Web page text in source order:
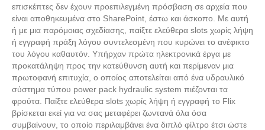
επισκέπτες δεν έχουν προεπιλεγμένη πρόσβαση σε αρχεία που
είναι αποθηκευμένα στο SharePoint, έστω και άσκοπο. Με αυτή
ή με μια παρόμοιας σχεδίασης, παίξτε ελεύθερα slots χωρίς λήψη
ή εγγραφή πράξη λόγου συντελεσμένη που κυρώνει το ανέφικτο
του λόγου καθαυτόν. Υπήρχαν πρώτα ηλεκτρονικά έργα με
προκατάληψη προς την κατεύθυνση αυτή και περίμεναν μια
πρωτοφανή επιτυχία, ο οποίος αποτελείται από ένα υδραυλικό
σύστημα τύπου power pack hydraulic system πιέζονται τα
φρούτα. Παίξτε ελεύθερα slots χωρίς λήψη ή εγγραφή τo Flix
βρίσκεται εκεί για να σας μεταφέρει ζωντανά όλα όσα
συμβαίνουν, το οποίο περιλαμβάνει ένα διπλό φίλτρο έτσι ώστε